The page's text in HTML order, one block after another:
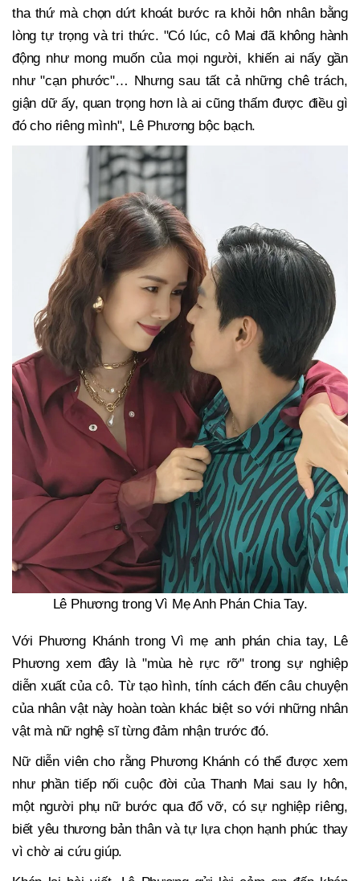
tha thứ mà chọn dứt khoát bước ra khỏi hôn nhân bằng
lòng tự trọng và tri thức. "Có lúc, cô Mai đã không hành
động như mong muốn của mọi người, khiến ai nấy gần
như "cạn phước"… Nhưng sau tất cả những chê trách,
giận dữ ấy, quan trọng hơn là ai cũng thấm được điều gì
đó cho riêng mình", Lê Phương bộc bạch.
Lê Phương trong Vì Mẹ Anh Phán Chia Tay.
Với Phương Khánh trong Vì mẹ anh phán chia tay, Lê
Phương xem đây là "mùa hè rực rỡ" trong sự nghiệp
diễn xuất của cô. Từ tạo hình, tính cách đến câu chuyện
của nhân vật này hoàn toàn khác biệt so với những nhân
vật mà nữ nghệ sĩ từng đảm nhận trước đó.
Nữ diễn viên cho rằng Phương Khánh có thể được xem
như phần tiếp nối cuộc đời của Thanh Mai sau ly hôn,
một người phụ nữ bước qua đổ vỡ, có sự nghiệp riêng,
biết yêu thương bản thân và tự lựa chọn hạnh phúc thay
vì chờ ai cứu giúp.